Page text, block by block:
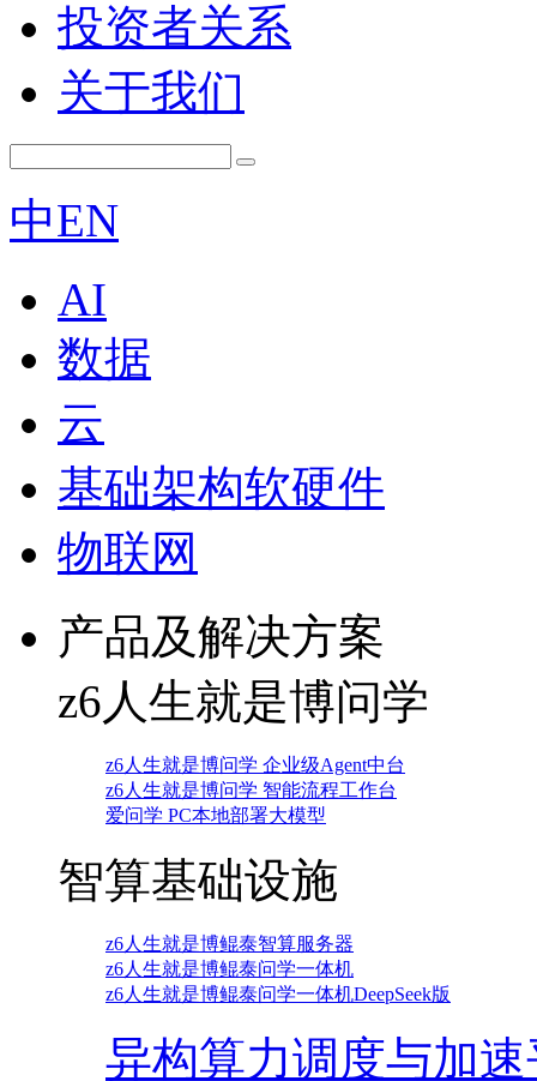
投资者关系
关于我们
中EN
AI
数据
云
基础架构软硬件
物联网
产品及解决方案
z6人生就是博问学
z6人生就是博问学 企业级Agent中台
z6人生就是博问学 智能流程工作台
爱问学 PC本地部署大模型
智算基础设施
z6人生就是博鲲泰智算服务器
z6人生就是博鲲泰问学一体机
z6人生就是博鲲泰问学一体机DeepSeek版
异构算力调度与加